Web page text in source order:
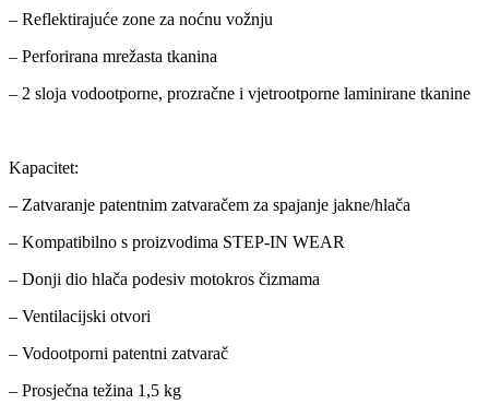
– Reflektirajuće zone za noćnu vožnju
– Perforirana mrežasta tkanina
– 2 sloja vodootporne, prozračne i vjetrootporne laminirane tkanine
Kapacitet:
– Zatvaranje patentnim zatvaračem za spajanje jakne/hlača
– Kompatibilno s proizvodima STEP-IN WEAR
– Donji dio hlača podesiv motokros čizmama
– Ventilacijski otvori
– Vodootporni patentni zatvarač
– Prosječna težina 1,5 kg